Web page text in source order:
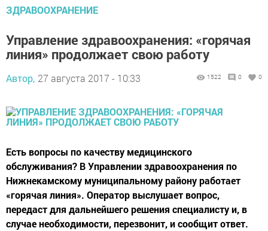
ЗДРАВООХРАНЕНИЕ
Управление здравоохранения: «горячая
линия» продолжает свою работу
Автор, 27 августа 2017 - 10:33 1522 0 0
Есть вопросы по качеству медицинского
обслуживания? В Управлении здравоохранения по
Нижнекамскому муниципальному району работает
«горячая линия». Оператор выслушает вопрос,
передаст для дальнейшего решения специалисту и, в
случае необходимости, перезвонит, и сообщит ответ.